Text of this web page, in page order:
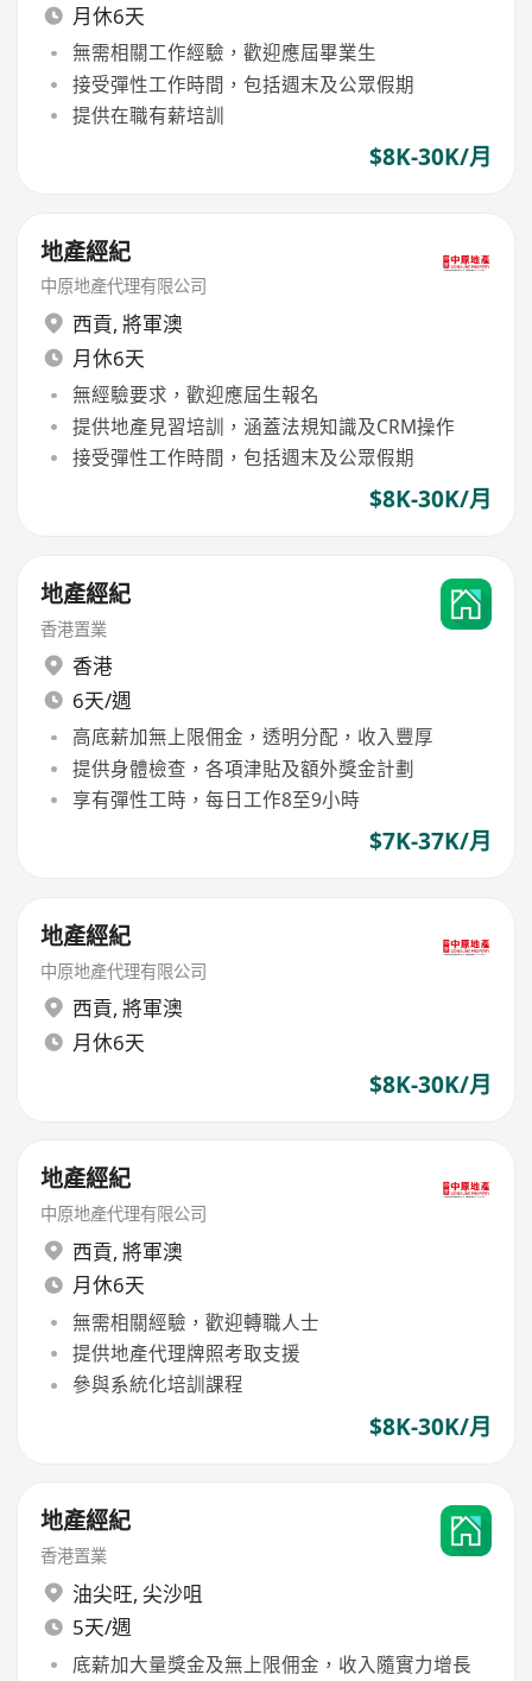
月休6天
無需相關工作經驗，歡迎應屆畢業生
接受彈性工作時間，包括週末及公眾假期
提供在職有薪培訓
$8K-30K/月
地產經紀
中原地產代理有限公司
西貢, 將軍澳
月休6天
無經驗要求，歡迎應屆生報名
提供地產見習培訓，涵蓋法規知識及CRM操作
接受彈性工作時間，包括週末及公眾假期
$8K-30K/月
地產經紀
香港置業
香港
6天/週
高底薪加無上限佣金，透明分配，收入豐厚
提供身體檢查，各項津貼及額外獎金計劃
享有彈性工時，每日工作8至9小時
$7K-37K/月
地產經紀
中原地產代理有限公司
西貢, 將軍澳
月休6天
$8K-30K/月
地產經紀
中原地產代理有限公司
西貢, 將軍澳
月休6天
無需相關經驗，歡迎轉職人士
提供地產代理牌照考取支援
參與系統化培訓課程
$8K-30K/月
地產經紀
香港置業
油尖旺, 尖沙咀
5天/週
底薪加大量獎金及無上限佣金，收入隨實力增長